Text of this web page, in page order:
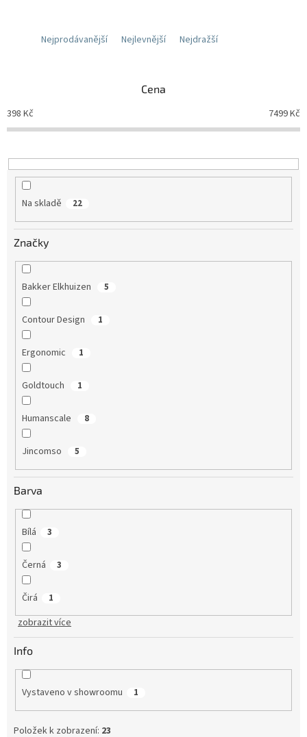
Nejprodávanější Nejlevnější Nejdražší
Cena
398 Kč 7499Kč
Na skladě 22
Značky
Bakker Elkhuizen 5
Contour Design 1
Ergonomic 1
Goldtouch 1
Humanscale 8
Jincomso 5
Barva
Bílá 3
Černá 3
Čirá 1
zobrazit více
Info
Vystaveno v showroomu 1
Položek k zobrazení: 23